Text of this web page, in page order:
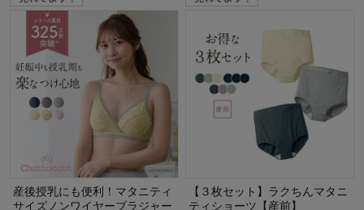
産後授乳にも便利！マタニティ
サイズノンワイヤーブラジャー
【３枚セット】ラクちんマタニ
ティショーツ【産前】